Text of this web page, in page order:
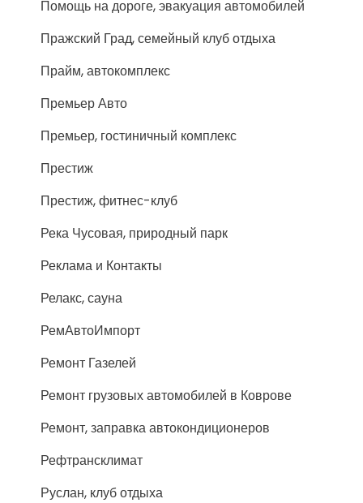
Помощь на дороге, эвакуация автомобилей
Пражский Град, семейный клуб отдыха
Прайм, автокомплекс
Премьер Авто
Премьер, гостиничный комплекс
Престиж
Престиж, фитнес-клуб
Река Чусовая, природный парк
Реклама и Контакты
Релакс, сауна
РемАвтоИмпорт
Ремонт Газелей
Ремонт грузовых автомобилей в Коврове
Ремонт, заправка автокондиционеров
Рефтрансклимат
Руслан, клуб отдыха